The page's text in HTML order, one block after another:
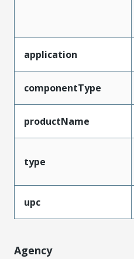
application
componentType
productName
type
upc
Agency